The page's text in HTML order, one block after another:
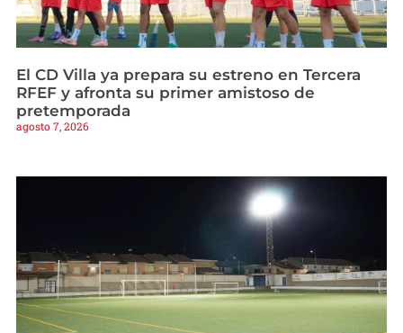
El CD Villa ya prepara su estreno en Tercera
RFEF y afronta su primer amistoso de
pretemporada
agosto 7, 2026